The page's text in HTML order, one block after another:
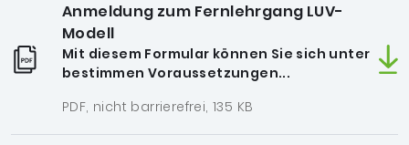
Anmeldung zum Fernlehrgang LUV-
Modell
Mit diesem Formular können Sie sich unter
bestimmen Voraussetzungen...
PDF, nicht barrierefrei, 135 KB